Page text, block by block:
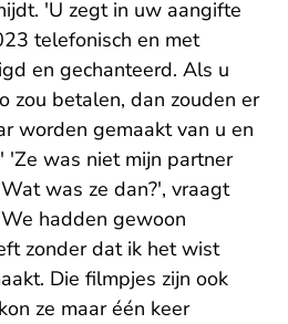
'U zegt in uw aangifte
telefonisch en met
en gechanteerd. Als u
zou betalen, dan zouden er
worden gemaakt van u en
'Ze was niet mijn partner
was ze dan?', vraagt
hadden gewoon
zonder dat ik het wist
Die filmpjes zijn ook
ze maar één keer